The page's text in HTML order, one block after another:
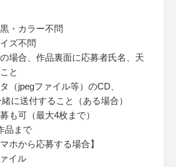
・カラー不問
ズ不問
場合、作品裏面に応募者氏名、天
と
（jpegファイル等）のCD、
に送付すること（ある場合）
も可（最大4枚まで）
品まで
ホから応募する場合】
イル